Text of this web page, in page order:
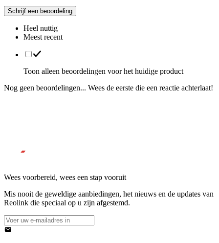
Schrijf een beoordeling
Heel nuttig
Meest recent
Toon alleen beoordelingen voor het huidige product
Nog geen beoordelingen... Wees de eerste die een reactie achterlaat!
Wees voorbereid, wees een stap vooruit
Mis nooit de geweldige aanbiedingen, het nieuws en de updates van
Reolink die speciaal op u zijn afgestemd.